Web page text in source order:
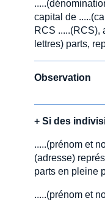
capital de
RCS .....(RCS),
lettres) parts,
Observation
+ Si des
.....(prénom et
(adresse)
parts en pleine
.....(prénom et